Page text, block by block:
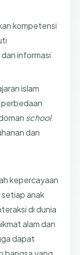
kompetensi
informasi
islam
perbedaan
school
dan
kepercayaan
anak
di dunia
alam dan
dapat